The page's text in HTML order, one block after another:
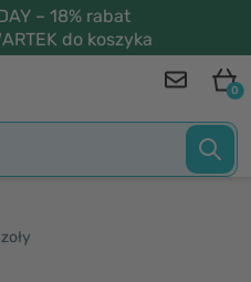
– 18% rabat
do koszyka
0